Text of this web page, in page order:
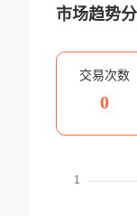
市场趋势
交易次数
0